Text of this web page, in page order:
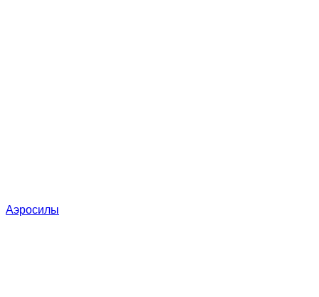
Аэросилы